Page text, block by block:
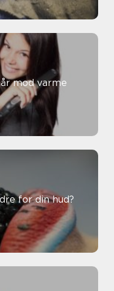
mod varme
for din hud?